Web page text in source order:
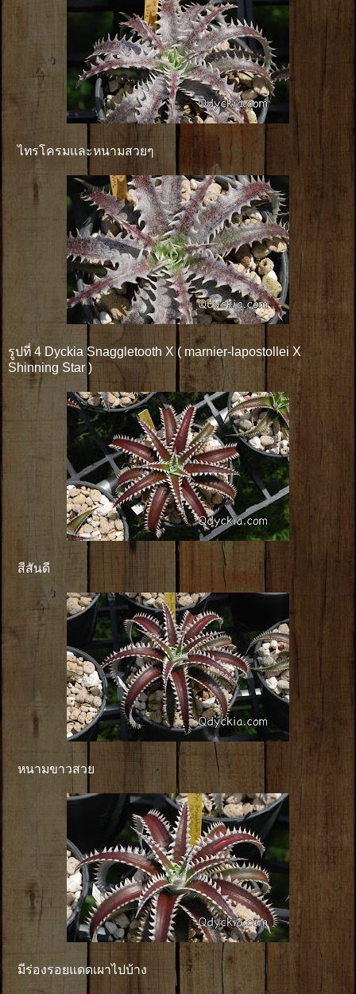
ไทรโครมและหนามสวยๆ
รูปที่ 4 Dyckia Snaggletooth X ( marnier-lapostollei X
Shinning Star )
สีสันดี
หนามขาวสวย
มีร่องรอยแดดเผาไปบ้าง